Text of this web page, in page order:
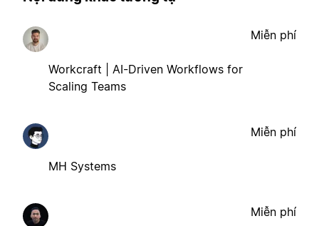
Workcraft | AI-Driven Workflows for
Scaling Teams
Miễn phí
MH Systems
Miễn phí
Miễn phí